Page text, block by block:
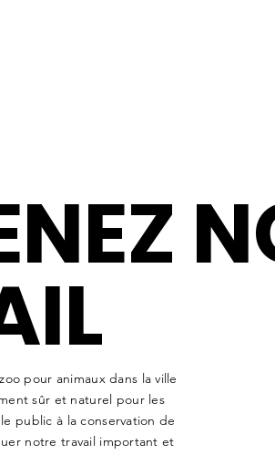
pour animaux dans la ville
sûr et naturel pour les
public à la conservation de
notre travail important et